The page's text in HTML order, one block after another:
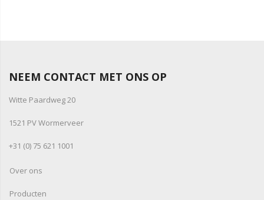
NEEM CONTACT MET ONS OP
Witte Paardweg 20
1521 PV Wormerveer
+31 (0) 75 621 1001
Over ons
Producten